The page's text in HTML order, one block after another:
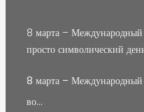
8 марта –
просто символический
8 марта – Международный
во…